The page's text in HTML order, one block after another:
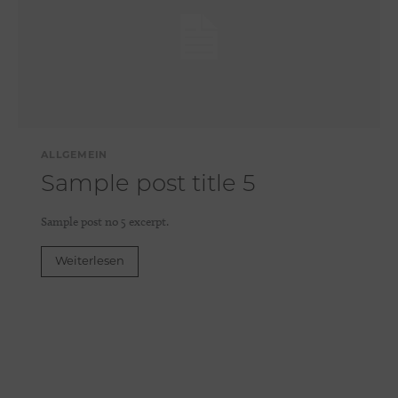
ALLGEMEIN
Sample post title 5
Sample post no 5 excerpt.
Weiterlesen